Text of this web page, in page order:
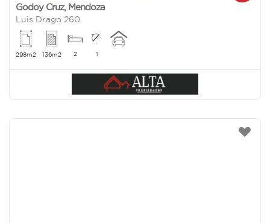
Godoy Cruz, Mendoza
Luis Drago 260
298m2 136m2 2 1